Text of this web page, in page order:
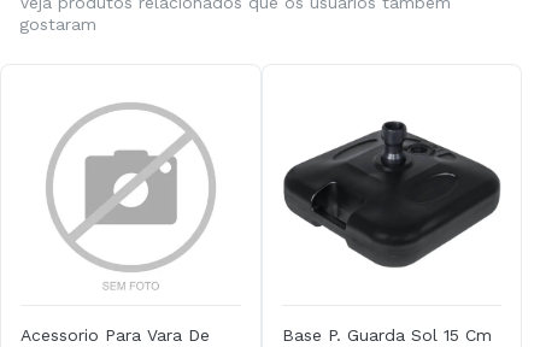
gostaram
Acessorio Para Vara De
Base P. Guarda Sol 15 Cm